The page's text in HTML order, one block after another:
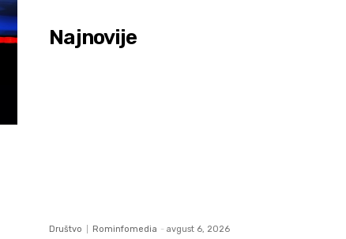
Najnovije
Društvo Rominfomedia - avgust 6, 2026